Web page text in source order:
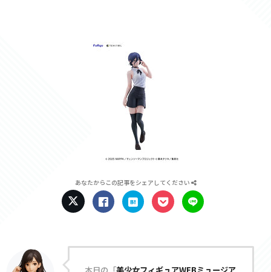
あなたからこの記事をシェアしてください